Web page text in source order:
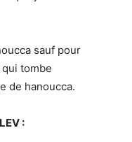
sauf pour
tombe
de hanoucca.
: